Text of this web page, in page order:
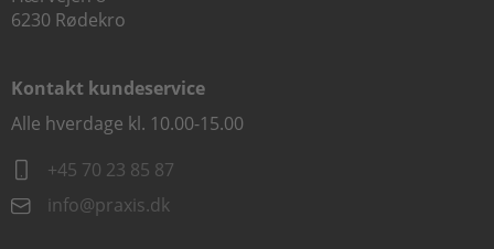
6230 Rødekro
Kontakt kundeservice
Alle hverdage kl. 10.00-15.00
+45 70 23 85 87
info@praxis.dk